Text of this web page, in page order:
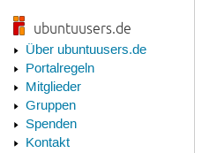
ubuntuusers.de
Über ubuntuusers.de
Portalregeln
Mitglieder
Gruppen
Spenden
Kontakt